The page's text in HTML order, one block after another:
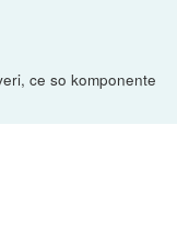
ce so komponente